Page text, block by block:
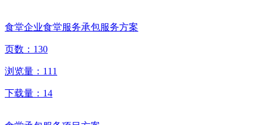
食堂企业食堂服务承包服务方案
页数： 130
浏览量： 111
下载量： 14